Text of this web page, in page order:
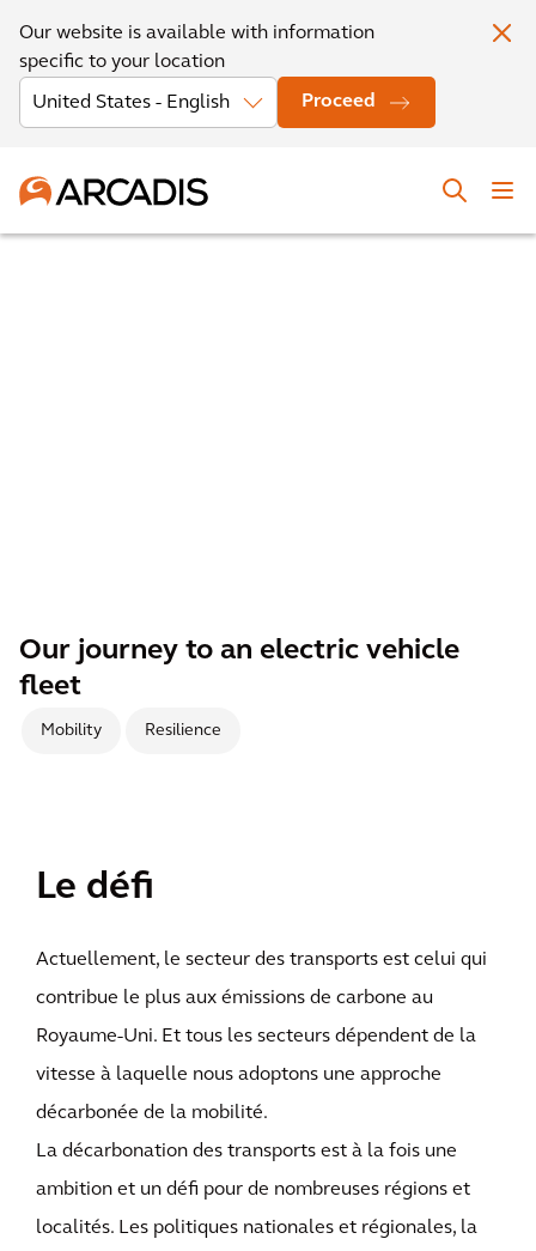
Our website is available with information
specific to your location
Proceed
Our journey to an electric vehicle
fleet
Mobility Resilience
Le défi
Actuellement, le secteur des transports est celui qui
contribue le plus aux émissions de carbone au
Royaume-Uni. Et tous les secteurs dépendent de la
vitesse à laquelle nous adoptons une approche
décarbonée de la mobilité.
La décarbonation des transports est à la fois une
ambition et un défi pour de nombreuses régions et
localités. Les politiques nationales et régionales, la